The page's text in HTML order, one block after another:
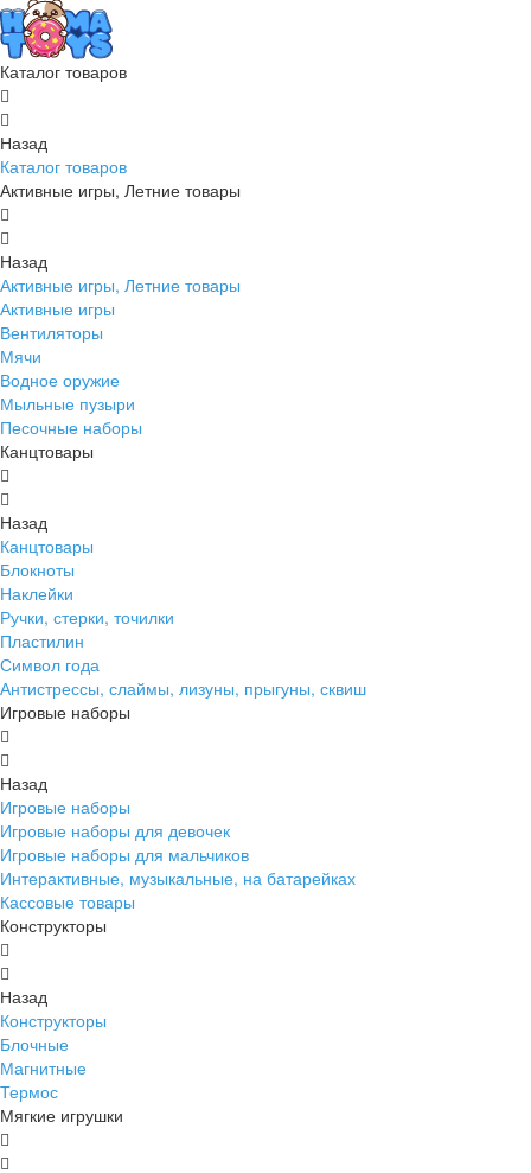
Каталог товаров
Назад
Каталог товаров
Активные игры, Летние товары
Назад
Активные игры, Летние товары
Активные игры
Вентиляторы
Мячи
Водное оружие
Мыльные пузыри
Песочные наборы
Канцтовары
Назад
Канцтовары
Блокноты
Наклейки
Ручки, стерки, точилки
Пластилин
Символ года
Антистрессы, слаймы, лизуны, прыгуны, сквиш
Игровые наборы
Назад
Игровые наборы
Игровые наборы для девочек
Игровые наборы для мальчиков
Интерактивные, музыкальные, на батарейках
Кассовые товары
Конструкторы
Назад
Конструкторы
Блочные
Магнитные
Термос
Мягкие игрушки